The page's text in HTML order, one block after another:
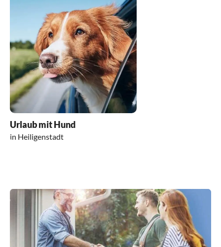
Urlaub mit Hund
in Heiligenstadt